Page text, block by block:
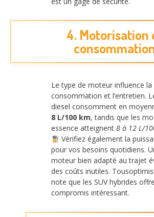
4. Motorisation
Le type de moteur influence la
consommation et l’entretien.
diesel consomment en
8 L/100 km, tandis que les
essence atteignent 8 à 12 L/
Vérifiez également la
pour vos besoins quotidiens.
moteur bien adapté au trajet
des coûts inutiles.
note que les SUV hybrides
compromis intéressant.